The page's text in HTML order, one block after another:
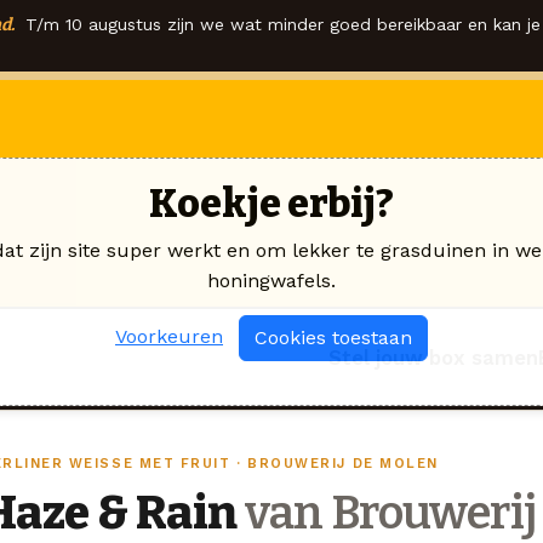
T/m 10 augustus zijn we wat minder goed bereikbaar en kan
Stel jouw box samen
WEISSE MET FRUIT · BROUWERIJ DE MOLEN
& Rainvan Brouwerij
Koekje erbij?
zijn site super werkt en om lekker te grasduinen in
honingwafels.
Voorkeuren Cookies toestaan